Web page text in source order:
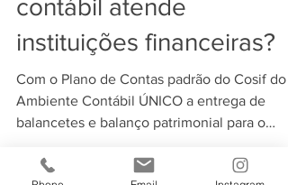
contábil atende
instituições financeiras?
Com o Plano de Contas padrão do Cosif do
Ambiente Contábil ÚNICO a entrega de
balancetes e balanço patrimonial para o